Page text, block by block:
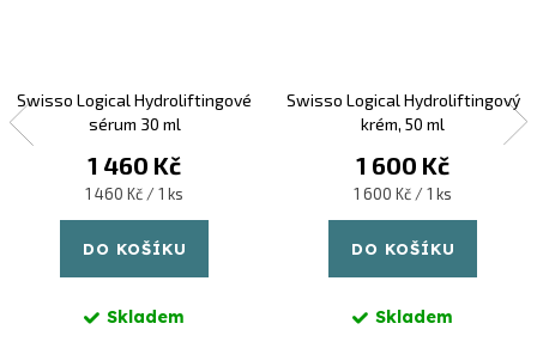
Swisso Logical Hydroliftingové
sérum 30 ml
1 460 Kč
Měrná
cena:
1 460 Kč / 1 ks
DO KOŠÍKU
Skladem
Swisso Logical Hydroliftingový
krém, 50 ml
1 600 Kč
Měrná
cena:
1 600 Kč / 1 ks
DO KOŠÍKU
Skladem